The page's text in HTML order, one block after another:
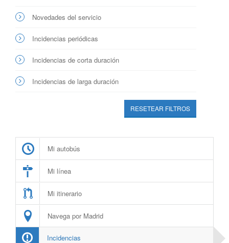
Novedades del servicio
Incidencias periódicas
Incidencias de corta duración
Incidencias de larga duración
RESETEAR FILTROS
Mi autobús
Mi línea
Mi itinerario
Navega por Madrid
Incidencias